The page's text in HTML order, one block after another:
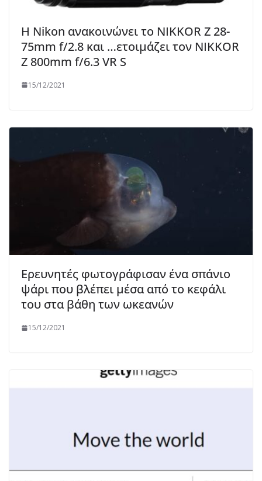
Η Nikon ανακοινώνει το NIKKOR Z 28-
75mm f/2.8 και …ετοιμάζει τον NIKKOR
Z 800mm f/6.3 VR S
15/12/2021
Ερευνητές φωτογράφισαν ένα σπάνιο
ψάρι που βλέπει μέσα από το κεφάλι
του στα βάθη των ωκεανών
15/12/2021